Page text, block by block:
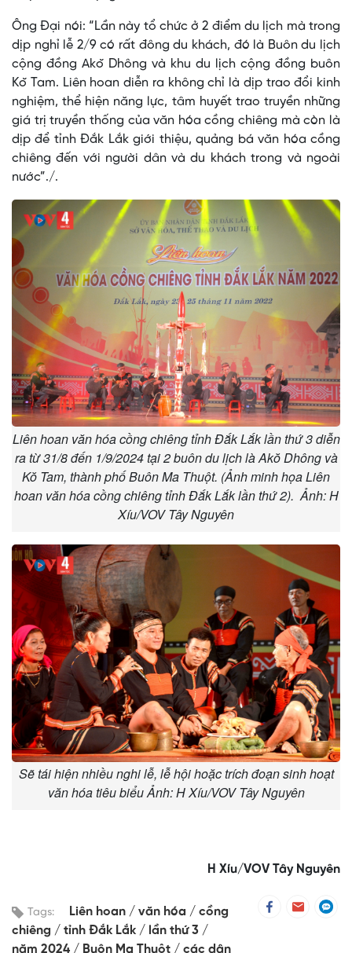
Ông Đại nói: “Lần này tổ chức ở 2 điểm du lịch mà trong
dịp nghỉ lễ 2/9 có rất đông du khách, đó là Buôn du lịch
cộng đồng Akŏ Dhông và khu du lịch cộng đồng buôn
Kŏ Tam. Liên hoan diễn ra không chỉ là dịp trao đổi kinh
nghiệm, thể hiện năng lực, tâm huyết trao truyền những
giá trị truyền thống của văn hóa cồng chiêng mà còn là
dịp để tỉnh Đắk Lắk giới thiệu, quảng bá văn hóa cồng
chiêng đến với người dân và du khách trong và ngoài
nước”./.
Liên hoan văn hóa cồng chiêng tỉnh Đắk Lắk lần thứ 3 diễn
ra từ 31/8 đến 1/9/2024 tại 2 buôn du lịch là Akŏ Dhông và
Kŏ Tam, thành phố Buôn Ma Thuột. (Ảnh minh họa Liên
hoan văn hóa cồng chiêng tỉnh Đắk Lắk lần thứ 2). Ảnh: H
Xíu/VOV Tây Nguyên
Sẽ tái hiện nhiều nghi lễ, lễ hội hoặc trích đoạn sinh hoạt
văn hóa tiêu biểu Ảnh: H Xíu/VOV Tây Nguyên
H Xíu/VOV Tây Nguyên
Tags: Liên hoan văn hóa
cồng
chiêng
tỉnh Đắk Lắk
lần thứ 3
năm 2024
Buôn Ma Thuột các dân